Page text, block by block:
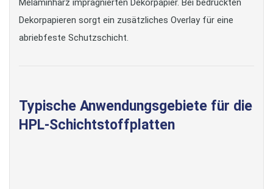
Melaminharz imprägnierten Dekorpapier. Bei bedruckten
Dekorpapieren sorgt ein zusätzliches Overlay für eine
abriebfeste Schutzschicht.
Typische Anwendungsgebiete für die
HPL-Schichtstoffplatten